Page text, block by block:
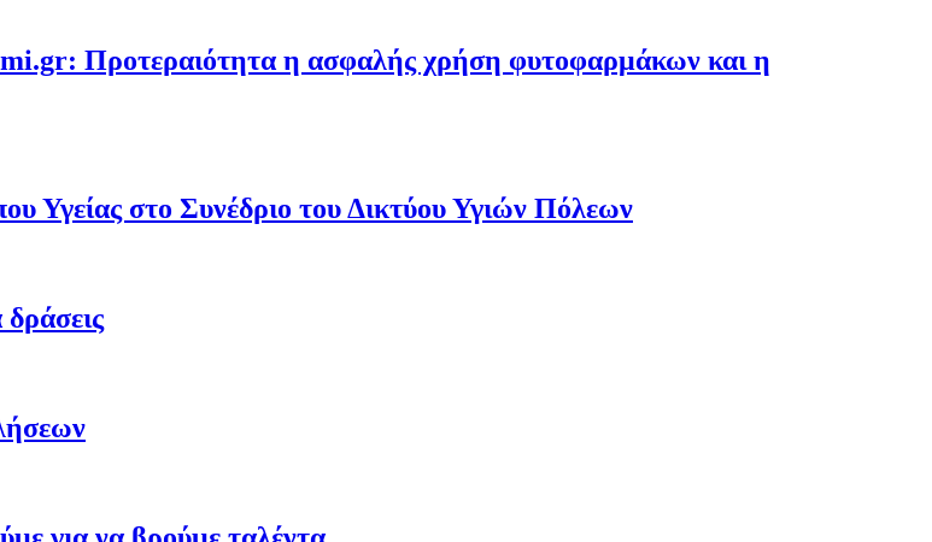
Προτεραιότητα η ασφαλής χρήση φυτοφαρμάκων και η
Υγείας στο Συνέδριο του Δικτύου Υγιών Πόλεων